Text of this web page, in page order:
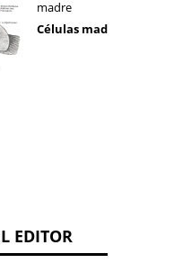
Células madre
EDITOR